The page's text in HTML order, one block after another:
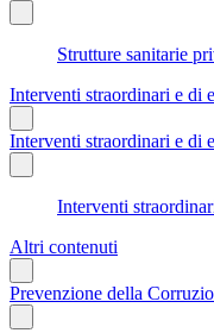
Strutture sanitarie
Interventi straordinari e di
Interventi straordinari e di
Interventi
Altri contenuti
Prevenzione della